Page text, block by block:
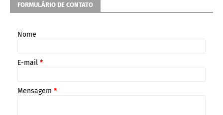
FORMULÁRIO DE CONTATO
Nome
E-mail *
Mensagem *